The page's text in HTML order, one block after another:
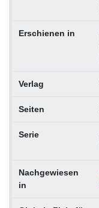
Erschienen in
Verlag
Seiten
Serie
Nachgewiesen
in